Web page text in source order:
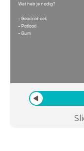
Wat heb je nodig?
- Geodriehoek
- Potlood
- Gum